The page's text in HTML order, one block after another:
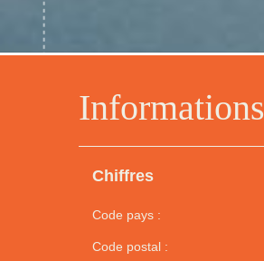
Informations
Chiffres
Code pays :
Code postal :